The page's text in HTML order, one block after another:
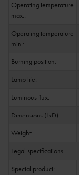
Operating temperature
max.:
Operating temperature
min.:
Burning position:
Lamp life:
Luminous flux:
Dimensions (LxD):
Weight:
Legal specifications
Special product: